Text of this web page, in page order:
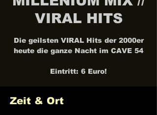
VIRAL HITS
Die geilsten VIRAL Hits der 2000er
heute die ganze Nacht im CAVE 54
Eintritt: 6 Euro!
Zeit & Ort